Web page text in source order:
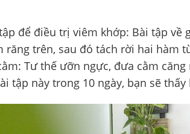
để điều trị viêm khớp: Bài tập
răng trên, sau đó tách rời hai hàm
Tư thế ưỡn ngực, đưa cằm
tập này trong 10 ngày, bạn sẽ